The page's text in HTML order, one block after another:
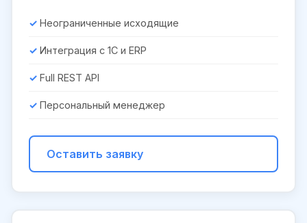
Неограниченные исходящие
Интеграция с 1С и ERP
Full REST API
Персональный менеджер
Оставить заявку